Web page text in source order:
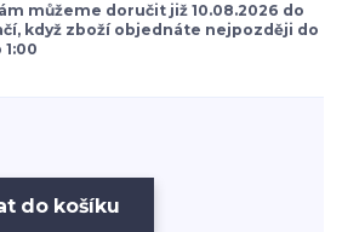
můžeme doručit již 10.08.2026 do
když zboží objednáte nejpozději do
do košíku